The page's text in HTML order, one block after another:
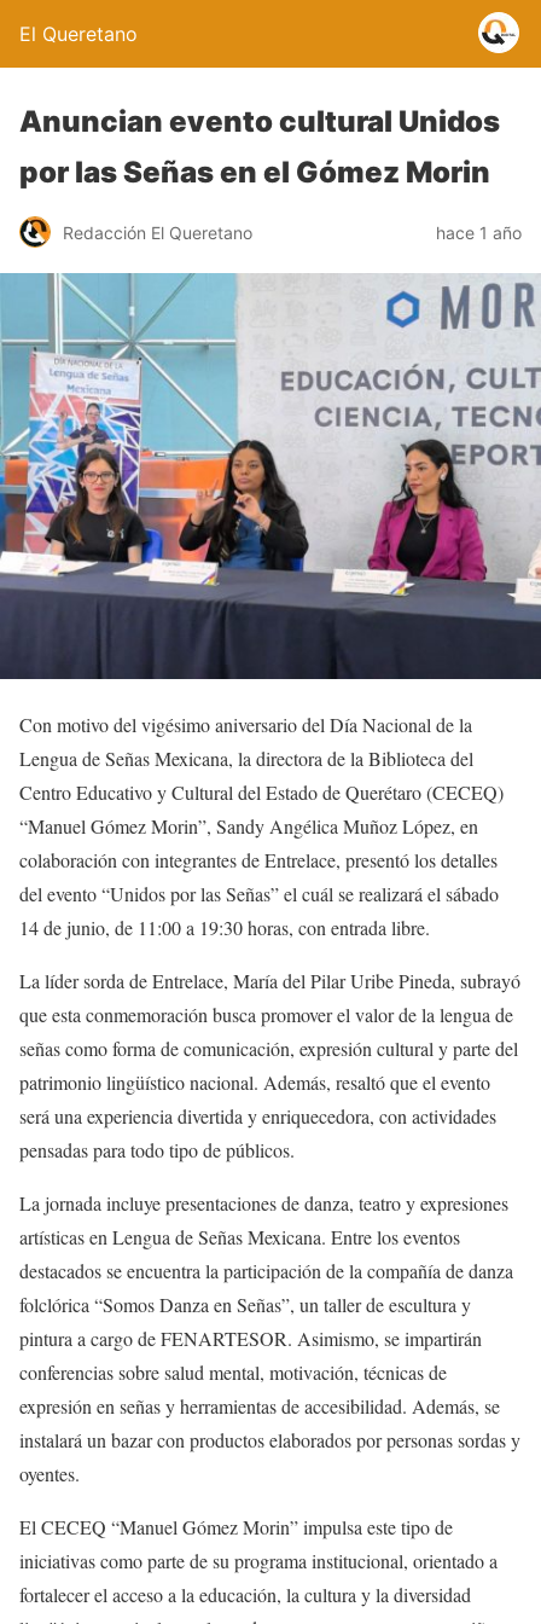
El Queretano
Anuncian evento cultural Unidos
por las Señas en el Gómez Morin
Redacción El Queretano hace 1 año
Con motivo del vigésimo aniversario del Día Nacional de la
Lengua de Señas Mexicana, la directora de la Biblioteca del
Centro Educativo y Cultural del Estado de Querétaro (CECEQ)
“Manuel Gómez Morin”, Sandy Angélica Muñoz López, en
colaboración con integrantes de Entrelace, presentó los detalles
del evento “Unidos por las Señas” el cuál se realizará el sábado
14 de junio, de 11:00 a 19:30 horas, con entrada libre.
La líder sorda de Entrelace, María del Pilar Uribe Pineda, subrayó
que esta conmemoración busca promover el valor de la lengua de
señas como forma de comunicación, expresión cultural y parte del
patrimonio lingüístico nacional. Además, resaltó que el evento
será una experiencia divertida y enriquecedora, con actividades
pensadas para todo tipo de públicos.
La jornada incluye presentaciones de danza, teatro y expresiones
artísticas en Lengua de Señas Mexicana. Entre los eventos
destacados se encuentra la participación de la compañía de danza
folclórica “Somos Danza en Señas”, un taller de escultura y
pintura a cargo de FENARTESOR. Asimismo, se impartirán
conferencias sobre salud mental, motivación, técnicas de
expresión en señas y herramientas de accesibilidad. Además, se
instalará un bazar con productos elaborados por personas sordas y
oyentes.
El CECEQ “Manuel Gómez Morin” impulsa este tipo de
iniciativas como parte de su programa institucional, orientado a
fortalecer el acceso a la educación, la cultura y la diversidad